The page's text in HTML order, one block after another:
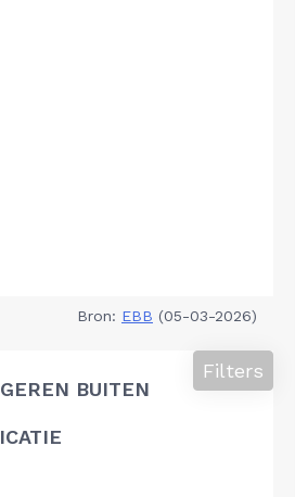
Bron: EBB (05-03-2026)
BUITEN
Filters